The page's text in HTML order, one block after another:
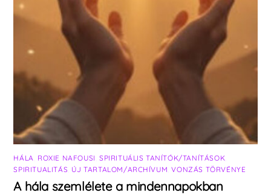
HÁLA ROXIE NAFOUSI SPIRITUÁLIS TANÍTÓK/TANÍTÁSOK
SPIRITUALITÁS ÚJ TARTALOM/ARCHÍVUM ,VONZÁS TÖRVÉNYE
A hála szemlélete a mindennapokban